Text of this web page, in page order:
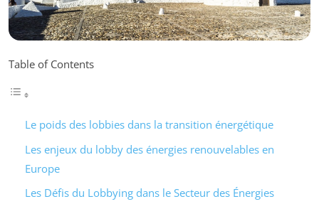
Table of Contents
Le poids des lobbies dans la transition énergétique
Les enjeux du lobby des énergies renouvelables en
Europe
Les Défis du Lobbying dans le Secteur des Énergies